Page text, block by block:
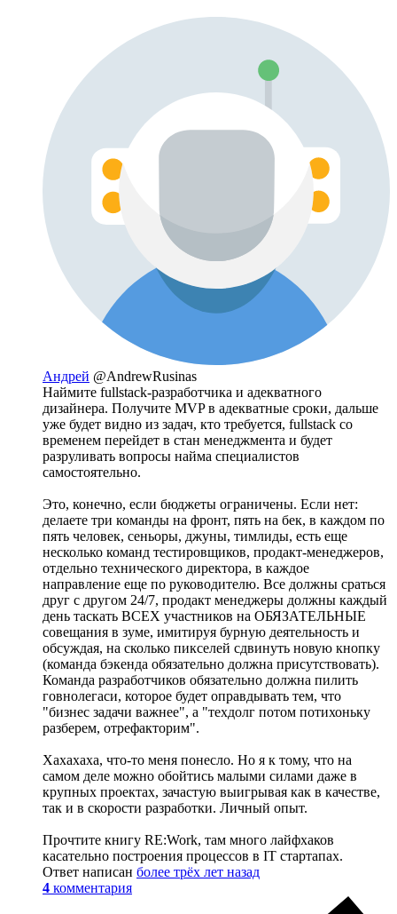
Андрей @AndrewRusinas
Наймите fullstack-разработчика и адекватного
дизайнера. Получите MVP в адекватные сроки, дальше
уже будет видно из задач, кто требуется, fullstack со
временем перейдет в стан менеджмента и будет
разруливать вопросы найма специалистов
самостоятельно.
Это, конечно, если бюджеты ограничены. Если нет:
делаете три команды на фронт, пять на бек, в каждом по
пять человек, сеньоры, джуны, тимлиды, есть еще
несколько команд тестировщиков, продакт-менеджеров,
отдельно технического директора, в каждое
направление еще по руководителю. Все должны сраться
друг с другом 24/7, продакт менеджеры должны каждый
день таскать ВСЕХ участников на ОБЯЗАТЕЛЬНЫЕ
совещания в зуме, имитируя бурную деятельность и
обсуждая, на сколько пикселей сдвинуть новую кнопку
(команда бэкенда обязательно должна присутствовать).
Команда разработчиков обязательно должна пилить
говнолегаси, которое будет оправдывать тем, что
"бизнес задачи важнее", а "техдолг потом потихоньку
разберем, отрефакторим".
Хахахаха, что-то меня понесло. Но я к тому, что на
самом деле можно обойтись малыми силами даже в
крупных проектах, зачастую выигрывая как в качестве,
так и в скорости разработки. Личный опыт.
Прочтите книгу RE:Work, там много лайфхаков
касательно построения процессов в IT стартапах.
Ответ написан более трёх лет назад
4 комментария